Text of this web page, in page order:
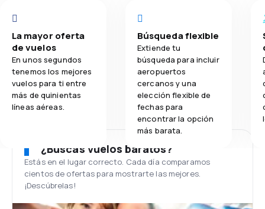
La mayor oferta
de vuelos
En unos segundos
tenemos los mejores
vuelos para ti entre
más de quinientas
líneas aéreas.
Búsqueda flexible
Extiende tu
búsqueda para incluir
aeropuertos
cercanos y una
elección flexible de
fechas para
encontrar la opción
más barata.
¿Buscas vuelos baratos?
Estás en el lugar correcto. Cada día comparamos
cientos de ofertas para mostrarte las mejores.
¡Descúbrelas!